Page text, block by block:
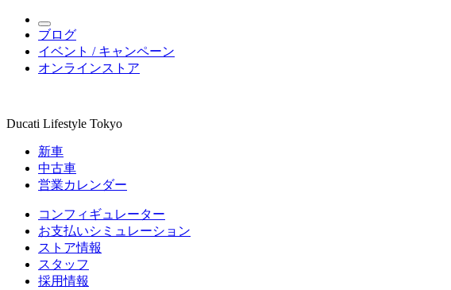
ブログ
イベント / キャンペーン
オンラインストア
Ducati Lifestyle Tokyo
新車
中古車
営業カレンダー
コンフィギュレーター
お支払いシミュレーション
ストア情報
スタッフ
採用情報